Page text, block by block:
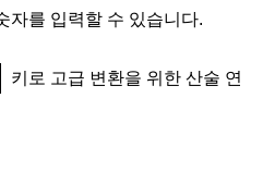
자를 입력할 수 있습니다.
키로 고급 변환을 위한 산술 연